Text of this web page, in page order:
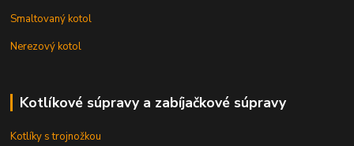
Smaltovaný kotol
Nerezový kotol
Kotlíkové súpravy a zabíjačkové súpravy
Kotlíky s trojnožkou